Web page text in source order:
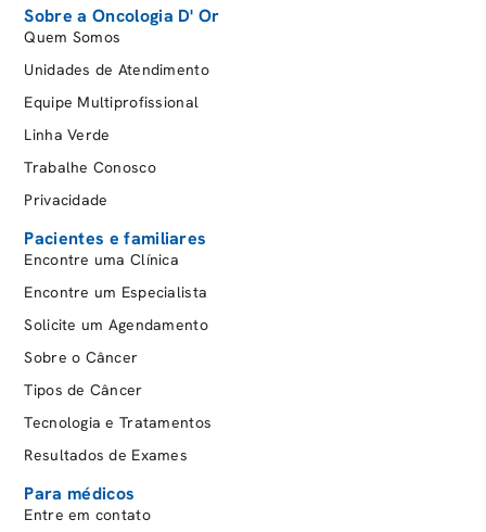
Hospitau
INB
Integral Saúde
Ipalerj
Life Empresarial
Mediservice
Notre Dame Intermédica
Nuclep
Real Grandeza
Saúde Caixa
Saúde Petrobrás
SulAmérica
Sobre a Oncologia D' Or
Quem Somos
Unidades de Atendimento
Equipe Multiprofissional
Linha Verde
Trabalhe Conosco
Privacidade
Pacientes e familiares
Encontre uma Clínica
Encontre um Especialista
Solicite um Agendamento
Sobre o Câncer
Tipos de Câncer
Tecnologia e Tratamentos
Resultados de Exames
Para médicos
Entre em contato